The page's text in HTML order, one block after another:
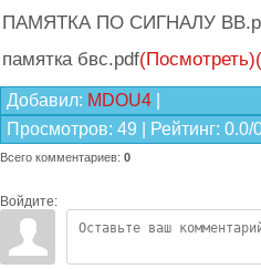
ПАМЯТКА ПО СИГНАЛУ
памятка бвс.pdf(Посмотреть)
Добавил: MDOU4
Просмотров: 49 Рейтинг: 0.0/
Всего комментариев: 0
Войдите: